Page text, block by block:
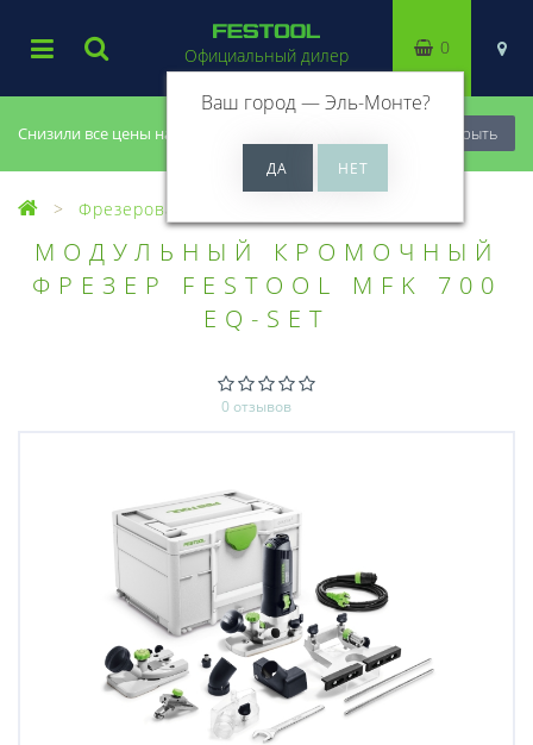
Снизили все цены на 20%, успей купить! Закрыть
Официальный дилер
Ваш город —Эль-Монте?
0
Фрезерование
МОДУЛЬНЫЙ КРОМОЧНЫЙ
ФРЕЗЕР FESTOOL MFK 700
EQ-SET
0 отзывов